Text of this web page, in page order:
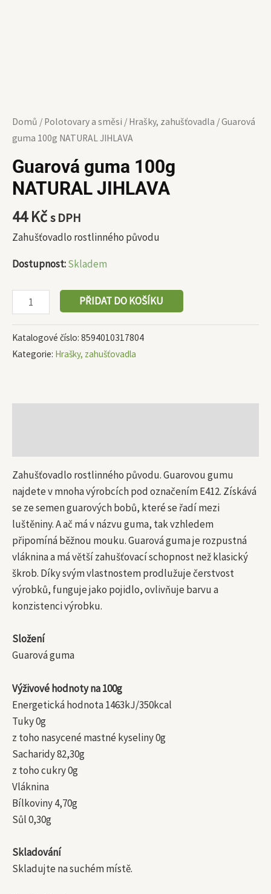
Domů / Polotovary a směsi / Hrašky, zahušťovadla / Guarová
guma 100g NATURAL JIHLAVA
Guarová guma 100g
NATURAL JIHLAVA
44Kčs DPH
Zahušťovadlo rostlinného původu
Dostupnost:Skladem
PŘIDAT DO KOŠÍKU
Katalogové číslo: 8594010317804
Kategorie: Hrašky, zahušťovadla
Zahušťovadlo rostlinného původu. Guarovou gumu
najdete v mnoha výrobcích pod označením E412. Získává
se ze semen guarových bobů, které se řadí mezi
luštěniny. A ač má v názvu guma, tak vzhledem
připomíná běžnou mouku. Guarová guma je rozpustná
vláknina a má větší zahušťovací schopnost než klasický
škrob. Díky svým vlastnostem prodlužuje čerstvost
výrobků, funguje jako pojidlo, ovlivňuje barvu a
konzistenci výrobku.
Složení
Guarová guma
Výživové hodnoty na 100g
Energetická hodnota 1463kJ/350kcal
Tuky 0g
z toho nasycené mastné kyseliny 0g
Sacharidy 82,30g
z toho cukry 0g
Vláknina
Bílkoviny 4,70g
Sůl 0,30g
Skladování
Skladujte na suchém místě.